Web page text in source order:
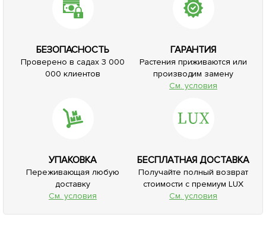
БЕЗОПАСНОСТЬ
Проверено в садах 3 000
000 клиентов
ГАРАНТИЯ
Растения приживаются или
производим замену
См. условия
УПАКОВКА
Переживающая любую
доставку
См. условия
БЕСПЛАТНАЯ ДОСТАВКА
Получайте полный возврат
стоимости с премиум LUX
См. условия